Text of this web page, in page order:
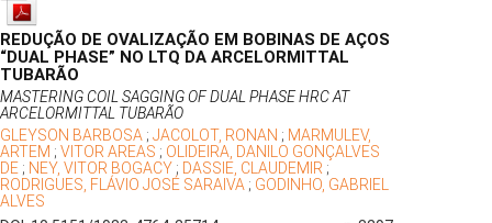
REDUÇÃO DE OVALIZAÇÃO EM BOBINAS DE AÇOS
“DUAL PHASE” NO LTQ DA ARCELORMITTAL
TUBARÃO
MASTERING COIL SAGGING OF DUAL PHASE HRC AT
ARCELORMITTAL TUBARÃO
GLEYSON BARBOSA ; JACOLOT, RONAN ; MARMULEV,
ARTEM ; VITOR AREAS ; OLIDEIRA, DANILO GONÇALVES
DE ; NEY, VITOR BOGACY ; DASSIE, CLAUDEMIR ;
RODRIGUES, FLÁVIO JOSÉ SARAIVA ; GODINHO, GABRIEL
ALVES